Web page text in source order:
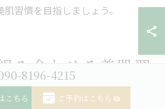
習慣を目指しましょう。
み合わせる美肌習
8196-4215
こちら ご予約はこちら